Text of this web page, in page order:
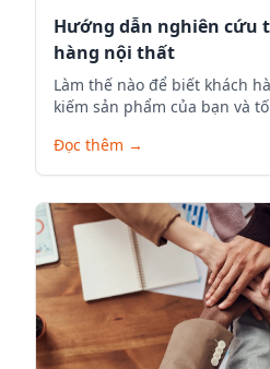
Hướng dẫn nghiên cứu
hàng nội thất
Làm thế nào để biết khách
kiếm sản phẩm của bạn và
Đọc thêm →